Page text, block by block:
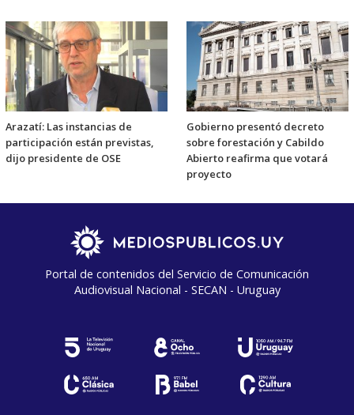
Arazatí: Las instancias de
participación están previstas,
dijo presidente de OSE
Gobierno presentó decreto
sobre forestación y Cabildo
Abierto reafirma que votará
proyecto
Portal de contenidos del Servicio de Comunicación
Audiovisual Nacional - SECAN - Uruguay